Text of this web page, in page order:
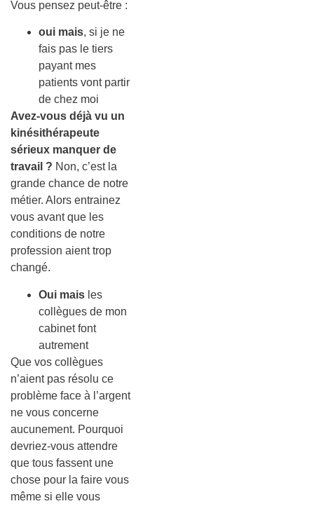
Vous pensez peut-être :
oui mais, si je ne
fais pas le tiers
payant mes
patients vont partir
de chez moi
Avez-vous déjà vu un
kinésithérapeute
sérieux manquer de
travail ? Non, c’est la
grande chance de notre
métier. Alors entrainez
vous avant que les
conditions de notre
profession aient trop
changé.
Oui mais les
collègues de mon
cabinet font
autrement
Que vos collègues
n’aient pas résolu ce
problème face à l’argent
ne vous concerne
aucunement. Pourquoi
devriez-vous attendre
que tous fassent une
chose pour la faire vous
même si elle vous